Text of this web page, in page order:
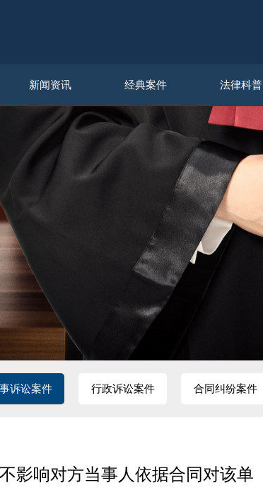
新闻资讯 经典案件 法律科普
诉讼案件 行政诉讼案件 合同纠纷案件
影响对方当事人依据合同对该单